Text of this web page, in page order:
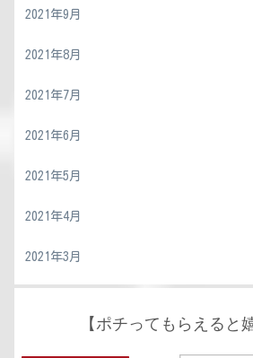
2021年9月
2021年8月
2021年7月
2021年6月
2021年5月
2021年4月
2021年3月
【ポチってもらえると